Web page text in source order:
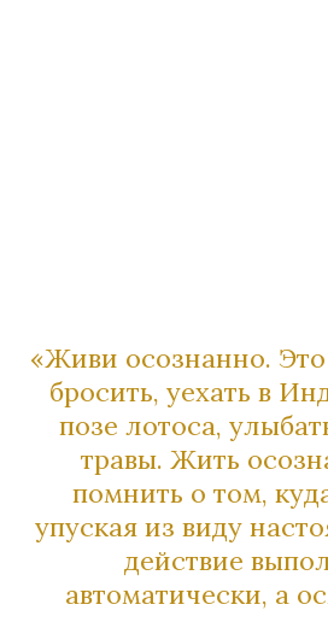
«Живи осознанно. Это
бросить, уехать в
позе лотоса,
травы. Жить
помнить о том,
упуская из виду
действие
автоматически, а